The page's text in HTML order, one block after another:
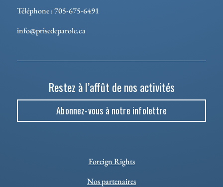
Téléphone : 705-675-6491
info@prisedeparole.ca
Restez à l’affût de nos activités
Abonnez-vous à notre infolettre
Foreign Rights
Nos partenaires